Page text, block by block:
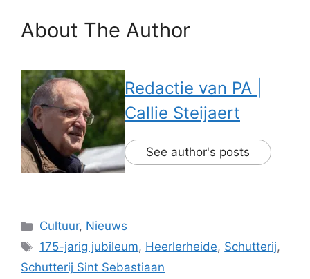
About The Author
Redactie van PA |
Callie Steijaert
See author's posts
Categorieën
Cultuur, Nieuws
Tags
175-jarig jubileum, Heerlerheide, Schutterij,
Schutterij Sint Sebastiaan